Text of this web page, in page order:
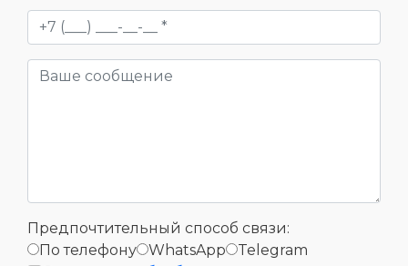
Предпочтительный способ связи:
По телефону
WhatsApp
Telegram